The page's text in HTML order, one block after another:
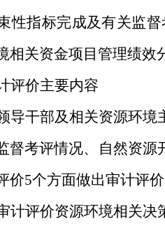
性指标完成及有关监
相关资金项目管理绩效
评价主要内容
导干部及相关资源环境
督考评情况、自然资
价5个方面做出审计评
计评价资源环境相关决